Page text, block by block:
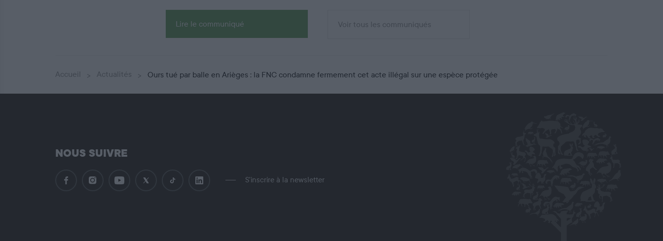
Lire le communiqué Voir tous les communiqués
Accueil Actualités Ours tué par balle en Arièges : la FNC condamne fermement cet acte illégal sur une espèce protégée
NOUS SUIVRE
S'inscrire à la newsletter